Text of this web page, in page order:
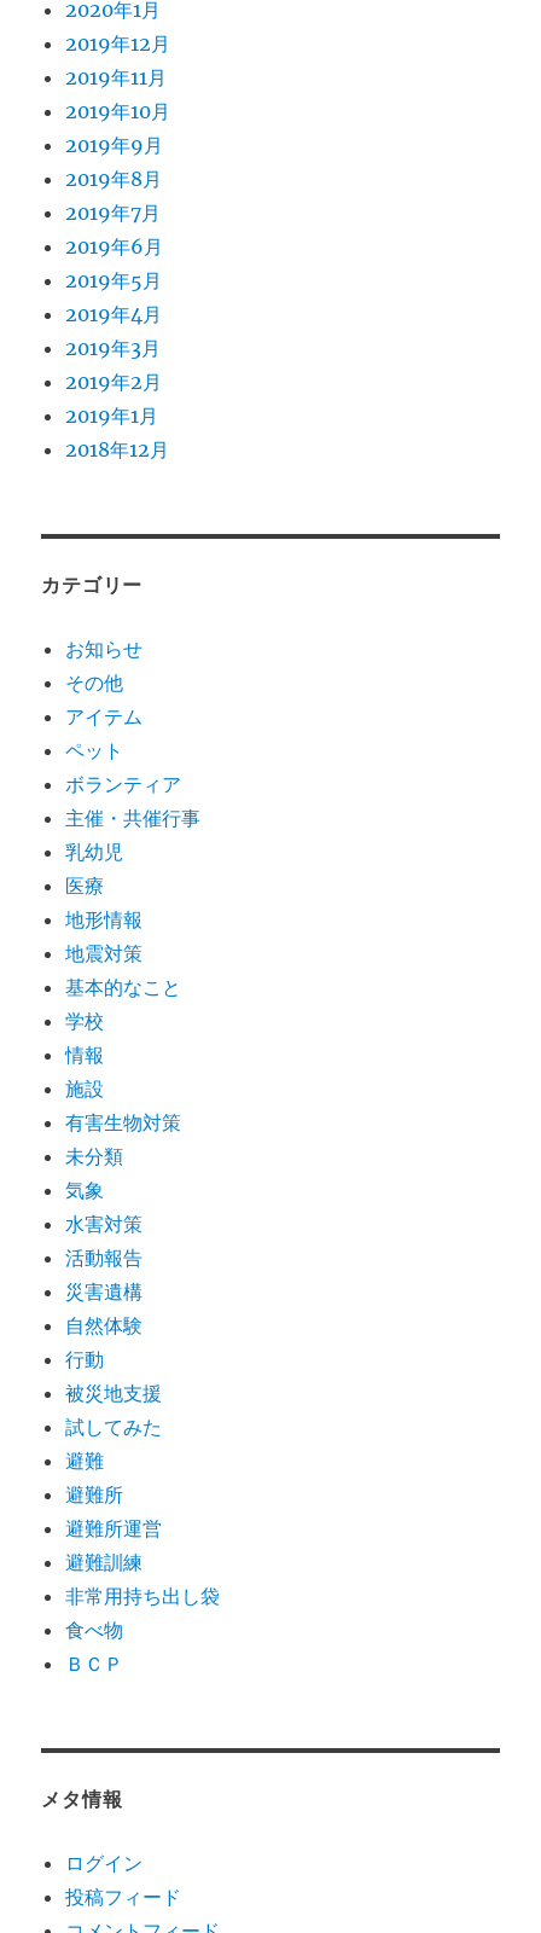
2020年1月
2019年12月
2019年11月
2019年10月
2019年9月
2019年8月
2019年7月
2019年6月
2019年5月
2019年4月
2019年3月
2019年2月
2019年1月
2018年12月
カテゴリー
お知らせ
その他
アイテム
ペット
ボランティア
主催・共催行事
乳幼児
医療
地形情報
地震対策
基本的なこと
学校
情報
施設
有害生物対策
未分類
気象
水害対策
活動報告
災害遺構
自然体験
行動
被災地支援
試してみた
避難
避難所
避難所運営
避難訓練
非常用持ち出し袋
食べ物
ＢＣＰ
メタ情報
ログイン
投稿フィード